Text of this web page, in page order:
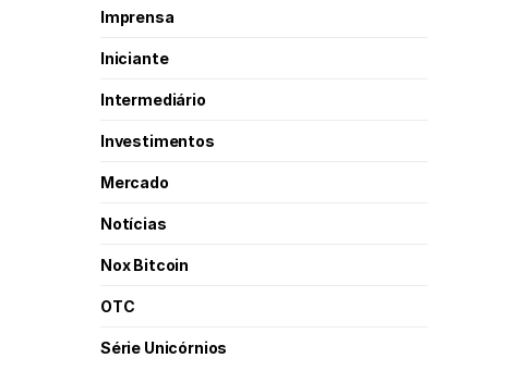
Imprensa
Iniciante
Intermediário
Investimentos
Mercado
Notícias
Nox Bitcoin
OTC
Série Unicórnios